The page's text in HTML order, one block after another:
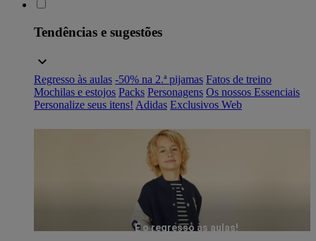
Tendências e sugestões
Regresso às aulas -50% na 2.ª pijamas Fatos de treino
Mochilas e estojos Packs Personagens Os nossos Essenciais
Personalize seus itens! Adidas Exclusivos Web
É o regresso às aulas!